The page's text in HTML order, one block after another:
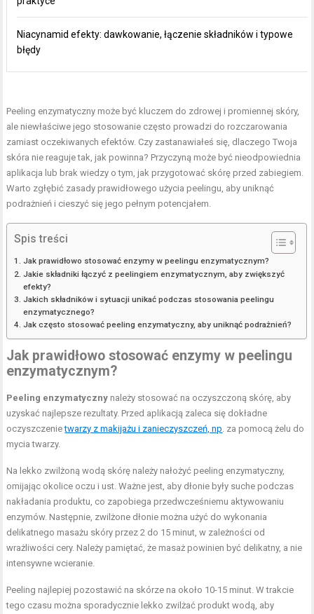
Niacynamid efekty: dawkowanie, łączenie składników i typowe
błędy
Peeling enzymatyczny może być kluczem do zdrowej i promiennej skóry,
ale niewłaściwe jego stosowanie często prowadzi do rozczarowania
zamiast oczekiwanych efektów. Czy zastanawiałeś się, dlaczego Twoja
skóra nie reaguje tak, jak powinna? Przyczyną może być nieodpowiednia
aplikacja lub brak wiedzy o tym, jak przygotować skórę przed zabiegiem.
Warto zgłębić zasady prawidłowego użycia peelingu, aby uniknąć
podrażnień i cieszyć się jego pełnym potencjałem.
Spis treści
Jak prawidłowo stosować enzymy w peelingu enzymatycznym?
Jakie składniki łączyć z peelingiem enzymatycznym, aby zwiększyć
efekty?
Jakich składników i sytuacji unikać podczas stosowania peelingu
enzymatycznego?
Jak często stosować peeling enzymatyczny, aby uniknąć podrażnień?
Jak prawidłowo stosować enzymy w peelingu
enzymatycznym?
Peeling enzymatyczny należy stosować na oczyszczoną skórę, aby
uzyskać najlepsze rezultaty. Przed aplikacją zaleca się dokładne
oczyszczenietwarzy z makijażu i zanieczyszczeń, np . za pomocą żelu do
mycia twarzy.
Na lekko zwilżoną wodą skórę należy nałożyć peeling enzymatyczny,
omijając okolice oczu i ust. Ważne jest, aby dłonie były suche podczas
nakładania produktu, co zapobiega przedwcześniemu aktywowaniu
enzymów. Następnie, zwilżone dłonie można użyć do wykonania
delikatnego masażu skóry przez 2 do 15 minut, w zależności od
wrażliwości cery. Należy pamiętać, że masaż powinien być delikatny, a nie
intensywne wcieranie.
Peeling najlepiej pozostawić na skórze na około 10-15 minut. W trakcie
tego czasu można sporadycznie lekko zwilżać produkt wodą, aby